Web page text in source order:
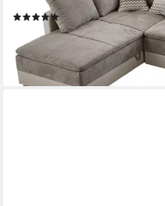
(4)
1.799,00 € UVP 2.799,00 €
-36%
lieferbar - in 5-6 Werktagen bei dir